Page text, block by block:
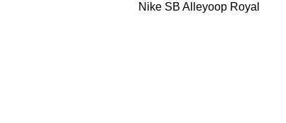
Nike SB Alleyoop Royal